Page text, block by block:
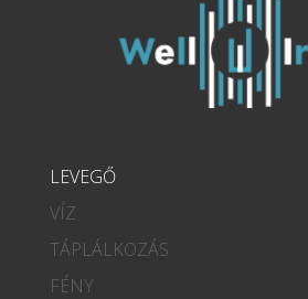
LEVEGŐ
VÍZ
TÁPLÁLKOZÁS
FÉNY